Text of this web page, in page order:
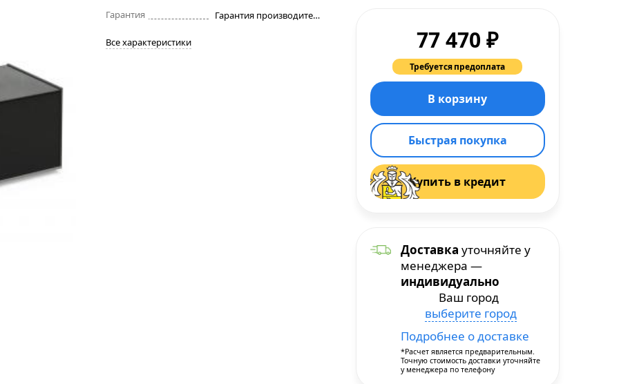
Гарантия Гарантия производителя.
Все характеристики 77 470₽
Требуется предоплата
Быстрая покупка
Купить в кредит
Доставка уточняйте у
менеджера —
индивидуально
Ваш город
выберите город
Подробнее о доставке
*Расчет является предварительным.
Точную стоимость доставки уточняйте
у менеджера по телефону